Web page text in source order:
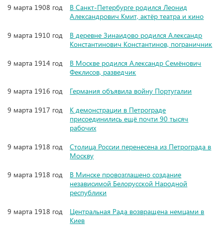
9 марта 1908 год
В Санкт-Петербурге родился Леонид
Александрович Кмит, актёр театра и кино
9 марта 1910 год
В деревне Зинаидово родился Александр
Константинович Константинов, пограничник
9 марта 1914 год
В Москве родился Александр Семёнович
Феклисов, разведчик
9 марта 1916 год
Германия объявила войну Португалии
9 марта 1917 год
К демонстрации в Петрограде
присоединились ещё почти 90 тысяч
рабочих
9 марта 1918 год
Столица России перенесена из Петрограда в
Москву
9 марта 1918 год
В Минске провозглашено создание
независимой Белорусской Народной
республики
9 марта 1918 год
Центральная Рада возвращена немцами в
Киев